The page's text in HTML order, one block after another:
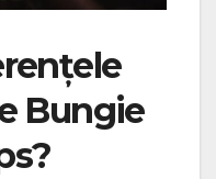
Bungie